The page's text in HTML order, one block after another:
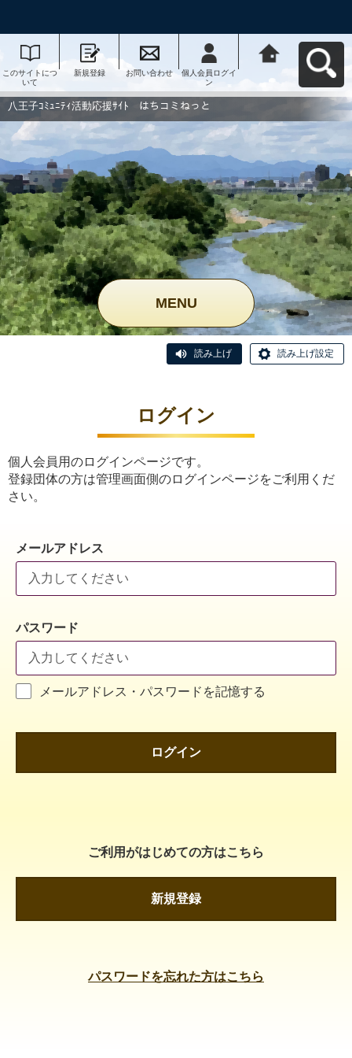
このサイトにつ
いて
新規登録 お問い合わせ
個人会員ログイ
ン
動応援ｻｲﾄ はち
コミねっとへ戻
八王子ｺﾐｭﾆﾃｨ活動応援ｻｲﾄ はちコミねっと
MENU
読み上げ 読み上げ設定
ログイン
個人会員用のログインページです。
登録団体の方は管理画面側のログインページをご利用くだ
さい。
メールアドレス
パスワード
メールアドレス・パスワードを記憶する
ログイン
ご利用がはじめての方はこちら
新規登録
パスワードを忘れた方はこちら